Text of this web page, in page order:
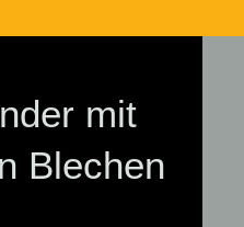
mit
Blechen